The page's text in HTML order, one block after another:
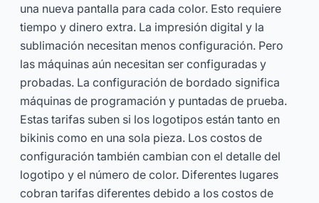
una nueva pantalla para cada color. Esto requiere
tiempo y dinero extra. La impresión digital y la
sublimación necesitan menos configuración. Pero
las máquinas aún necesitan ser configuradas y
probadas. La configuración de bordado significa
máquinas de programación y puntadas de prueba.
Estas tarifas suben si los logotipos están tanto en
bikinis como en una sola pieza. Los costos de
configuración también cambian con el detalle del
logotipo y el número de color. Diferentes lugares
cobran tarifas diferentes debido a los costos de